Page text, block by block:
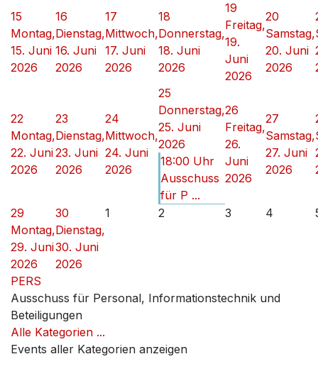
15
Montag,
15. Juni
2026
16
Dienstag,
16. Juni
2026
17
Mittwoch,
17. Juni
2026
18
Donnerstag,
18. Juni
2026
19
Freitag,
19.
Juni
2026
20
Samstag,
20. Juni
2026
22
Montag,
22. Juni
2026
23
Dienstag,
23. Juni
2026
24
Mittwoch,
24. Juni
2026
25
Donnerstag,
25. Juni
2026
18:00 Uhr
Ausschuss
für P ...
26
Freitag,
26.
Juni
2026
27
Samstag,
27. Juni
2026
29
Montag,
29. Juni
2026
30
Dienstag,
30. Juni
2026
1 2 3 4
PERS
Ausschuss für Personal, Informationstechnik und
Beteiligungen
Alle Kategorien ...
Events aller Kategorien anzeigen